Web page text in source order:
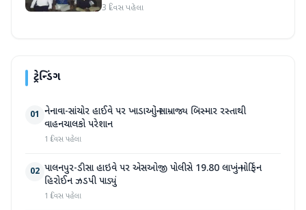
3 દિવસ પહેલા
ટ્રેન્ડિંગ
01 નેનાવા-સાંચોર હાઈવે પર ખાડાઓનું સામ્રાજ્ય બિસ્માર રસ્તાથી
વાહનચાલકો પરેશાન
1 દિવસ પહેલા
02 પાલનપુર-ડીસા હાઇવે પર એસઓજી પોલીસે 19.80 લાખનું મોર્ફિન
હિરોઈન ઝડપી પાડ્યું
1 દિવસ પહેલા